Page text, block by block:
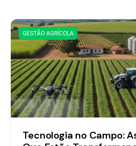
GESTÃO AGRÍCOLA
Tecnologia no Campo: